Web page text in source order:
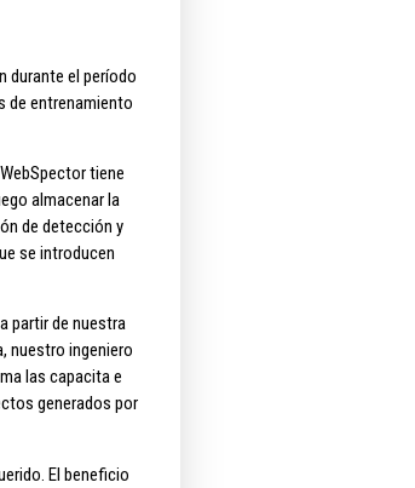
durante el período
de entrenamiento
tiene
almacenar la
de detección y
se introducen
partir de nuestra
nuestro ingeniero
las capacita e
generados por
El beneficio